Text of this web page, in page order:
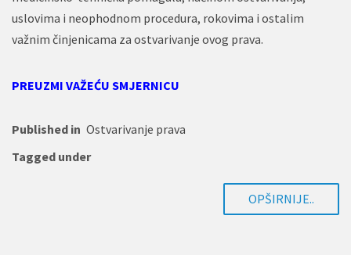
uslovima i neophodnom procedura, rokovima i ostalim
važnim činjenicama za ostvarivanje ovog prava.
PREUZMI VAŽEĆU SMJERNICU
Published in Ostvarivanje prava
Tagged under
OPŠIRNIJE..